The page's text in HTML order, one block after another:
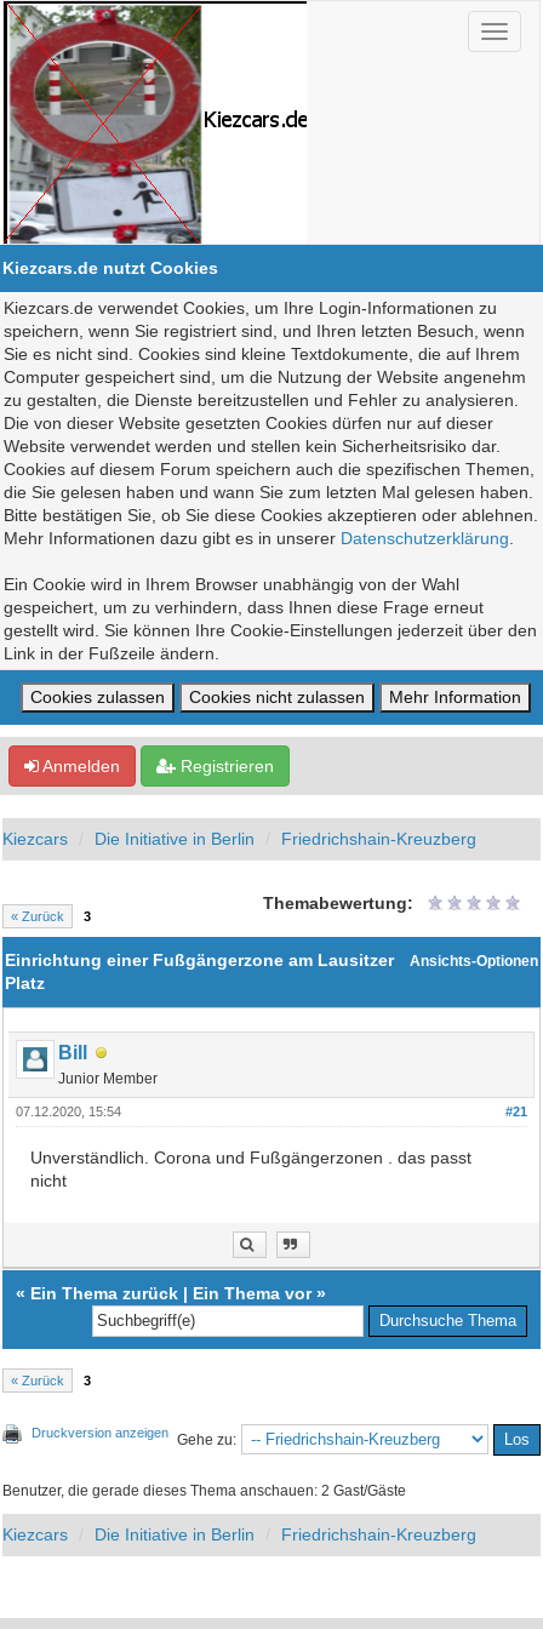
Kiezcars.de nutzt Cookies
Kiezcars.de verwendet Cookies, um Ihre Login-Informationen zu
speichern, wenn Sie registriert sind, und Ihren letzten Besuch, wenn
Sie es nicht sind. Cookies sind kleine Textdokumente, die auf Ihrem
Computer gespeichert sind, um die Nutzung der Website angenehm
zu gestalten, die Dienste bereitzustellen und Fehler zu analysieren.
Die von dieser Website gesetzten Cookies dürfen nur auf dieser
Website verwendet werden und stellen kein Sicherheitsrisiko dar.
Cookies auf diesem Forum speichern auch die spezifischen Themen,
die Sie gelesen haben und wann Sie zum letzten Mal gelesen haben.
Bitte bestätigen Sie, ob Sie diese Cookies akzeptieren oder ablehnen.
Mehr Informationen dazu gibt es in unserer Datenschutzerklärung
Ein Cookie wird in Ihrem Browser unabhängig von der Wahl
gespeichert, um zu verhindern, dass Ihnen diese Frage erneut
gestellt wird. Sie können Ihre Cookie-Einstellungen jederzeit über den
Link in der Fußzeile ändern.
Anmelden Registrieren
Kiezcars Die Initiative in Berlin Friedrichshain-Kreuzberg
« Zurück 3
Themabewertung:
Ansichts-Optionen
Einrichtung einer Fußgängerzone am Lausitzer
Platz
Bill
Junior Member
#21
07.12.2020, 15:54
Unverständlich. Corona und Fußgängerzonen . das passt
nicht
« Ein Thema zurück | Ein Thema vor»
« Zurück 3
Druckversion anzeigen Gehe zu:
Benutzer, die gerade dieses Thema anschauen: 2 Gast/Gäste
Kiezcars Die Initiative in Berlin Friedrichshain-Kreuzberg